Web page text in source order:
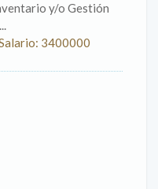
y/o Gestión
3400000